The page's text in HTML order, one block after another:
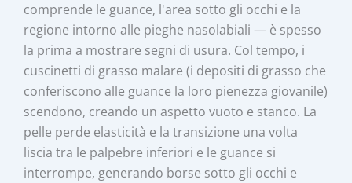
comprende le guance, l'area sotto gli occhi e la
regione intorno alle pieghe nasolabiali — è spesso
la prima a mostrare segni di usura. Col tempo, i
cuscinetti di grasso malare (i depositi di grasso che
conferiscono alle guance la loro pienezza giovanile)
scendono, creando un aspetto vuoto e stanco. La
pelle perde elasticità e la transizione una volta
liscia tra le palpebre inferiori e le guance si
interrompe, generando borse sotto gli occhi e